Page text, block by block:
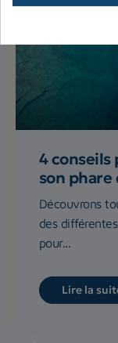
4 conseils
son phare
Découvrons
des
pour...
Lire la